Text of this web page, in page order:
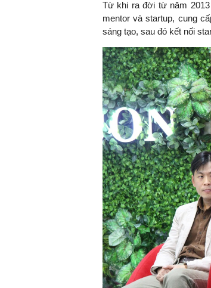
Từ khi ra đời từ năm
mentor và startup, cung
sáng tạo, sau đó kết nối